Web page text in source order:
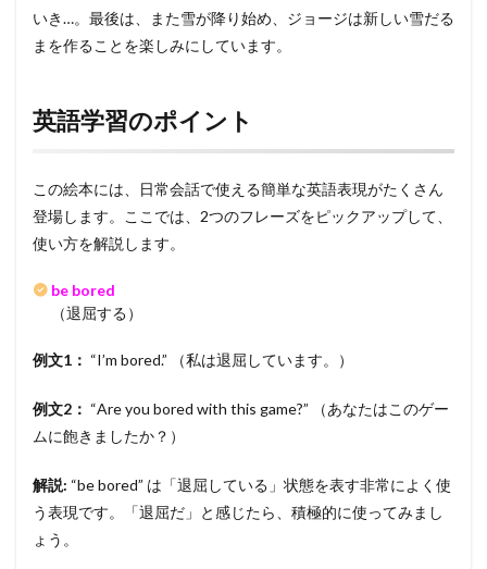
いき…。最後は、また雪が降り始め、ジョージは新しい雪だる
まを作ることを楽しみにしています。
英語学習のポイント
この絵本には、日常会話で使える簡単な英語表現がたくさん
登場します。ここでは、2つのフレーズをピックアップして、
使い方を解説します。
be bored
（退屈する）
例文1： “I’m bored.” （私は退屈しています。）
例文2： “Are you bored with this game?” （あなたはこのゲー
ムに飽きましたか？）
解説: “be bored” は「退屈している」状態を表す非常によく使
う表現です。「退屈だ」と感じたら、積極的に使ってみまし
ょう。